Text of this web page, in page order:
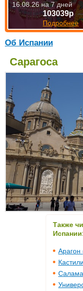
Об Испании
Сарагоса
Также
Арагон
103039р
Подробнее
16.08.26 на 7 дней